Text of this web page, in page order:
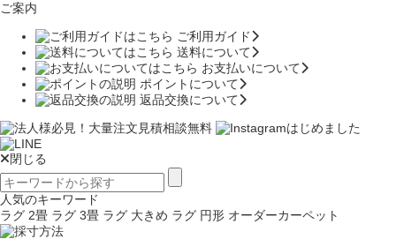
ご案内
ご利用ガイド
送料について
お支払いについて
ポイントについて
返品交換について
閉じる
人気のキーワード
ラグ 2畳 ラグ 3畳 ラグ 大きめ ラグ 円形 オーダーカーペット